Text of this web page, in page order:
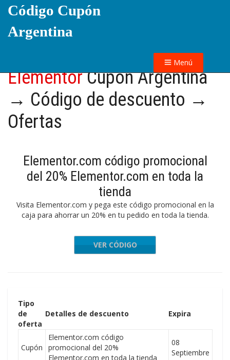
Código Cupón
Argentina
Menú
ElementorCupón Argentina
→ Código de descuento →
Ofertas
Elementor.com código promocional
del 20% Elementor.com en toda la
tienda
Visita Elementor.com y pega este código promocional en la
caja para ahorrar un 20% en tu pedido en toda la tienda.
bsite20
VER CÓDIGO
Tipo
de
oferta
Detalles de descuento Expira
Cupón
Elementor.com código
promocional del 20%
Elementor.com en toda la tienda
08
Septiembre